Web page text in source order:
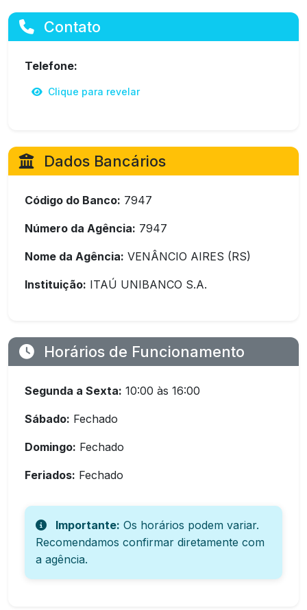
Contato
Telefone:
Clique para revelar
Dados Bancários
Código do Banco: 7947
Número da Agência: 7947
Nome da Agência: VENÂNCIO AIRES (RS)
Instituição: ITAÚ UNIBANCO S.A.
Horários de Funcionamento
Segunda a Sexta: 10:00 às 16:00
Sábado: Fechado
Domingo: Fechado
Feriados: Fechado
Importante: Os horários podem variar.
Recomendamos confirmar diretamente com
a agência.